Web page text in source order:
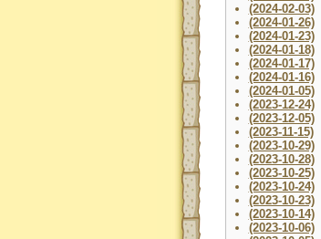
(2024-02-03)
(2024-01-26)
(2024-01-23)
(2024-01-18)
(2024-01-17)
(2024-01-16)
(2024-01-05)
(2023-12-24)
(2023-12-05)
(2023-11-15)
(2023-10-29)
(2023-10-28)
(2023-10-25)
(2023-10-24)
(2023-10-23)
(2023-10-14)
(2023-10-06)